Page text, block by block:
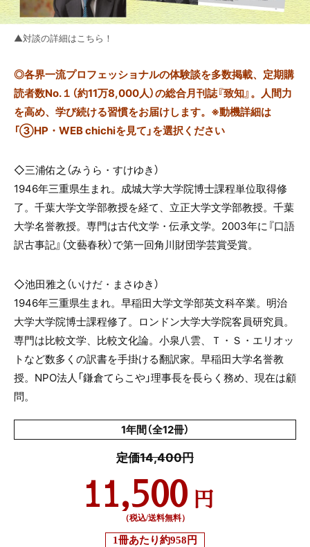
▲対談の詳細はこちら！
◎各界一流プロフェッショナルの体験談を多数掲載、定期購
読者数No.１（約11万8,000人）の総合月刊誌『致知』。人間力
を高め、学び続ける習慣をお届けします。※動機詳細は
「③HP・WEB chichiを見て」を選択ください
◇三浦佑之（みうら・すけゆき）
1946年三重県生まれ。成城大学大学院博士課程単位取得修
了。千葉大学文学部教授を経て、立正大学文学部教授。千葉
大学名誉教授。専門は古代文学・伝承文学。 2003年に『口語
訳古事記』（文藝春秋）で第一回角川財団学芸賞受賞。
◇池田雅之（いけだ・まさゆき）
1946年三重県生まれ。早稲田大学文学部英文科卒業。明治
大学大学院博士課程修了。ロンドン大学大学院客員研究員。
専門は比較文学、比較文化論。小泉八雲、Ｔ・Ｓ・エリオッ
トなど数多くの訳書を手掛ける翻訳家。早稲田大学名誉教
授。 NPO法人「鎌倉てらこや」理事長を長らく務め、現在は顧
問。
1年間（全12冊）
定価14,400円
11,500 円
（税込/送料無料）
1冊あたり約958円